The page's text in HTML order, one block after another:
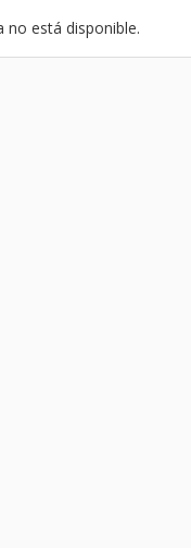
no está disponible.